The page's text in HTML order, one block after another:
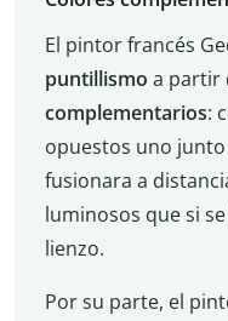
El pintor francés
puntillismo a partir
complementarios:
opuestos uno
fusionara a
luminosos que si
lienzo.
Por su parte, el